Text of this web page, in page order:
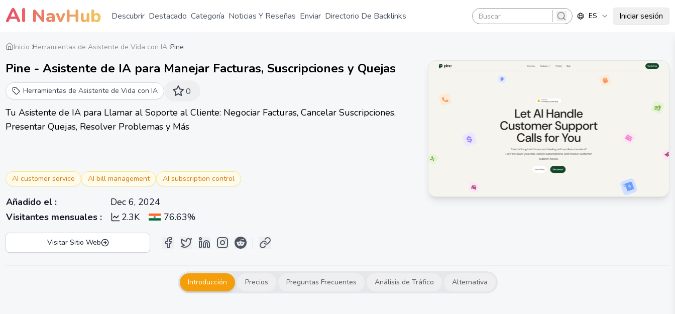
AI NavHub Descubrir Destacado Categoría Noticias Y Reseñas Enviar Directorio De Backlinks
search
ES Iniciar sesión
Inicio Herramientas de Asistente de Vida con IA Pine
Pine - Asistente de IA para Manejar Facturas, Suscripciones y Quejas
Herramientas de Asistente de Vida con IA 0
Tu Asistente de IA para Llamar al Soporte al Cliente: Negociar Facturas, Cancelar Suscripciones,
Presentar Quejas, Resolver Problemas y Más
AI customer service AI bill management AI subscription control
Añadido el :
Dec 6, 2024
Visitantes mensuales : 2.3K 76.63%
Visitar Sitio Web
Introducción Precios Preguntas Frecuentes Análisis de Tráfico Alternativa